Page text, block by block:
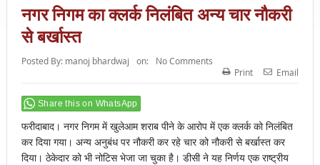
नगर निगम का क्लर्क निलंबित अन्य चार नौकरी
से बर्खास्त
Posted By: manoj bhardwaj on:
No Comments
Print
Email
Share this on WhatsApp
फरीदाबाद। नगर निगम में खुलेआम शराब पीने के आरोप में एक क्लर्क को निलंबित
कर दिया गया। अन्य अनुबंध पर नौकरी कर रहे चार को नौकरी से बर्खास्त कर
दिया। ठेकेदार को भी नोटिस भेजा जा चुका है। डीसी ने यह निर्णय एक राष्ट्रीय